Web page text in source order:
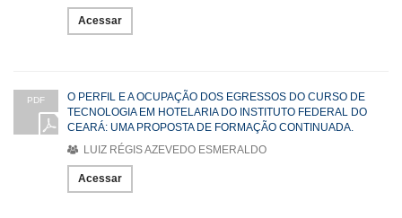
Acessar
PDF
O PERFIL E A OCUPAÇÃO DOS EGRESSOS DO CURSO DE
TECNOLOGIA EM HOTELARIA DO INSTITUTO FEDERAL DO
CEARÁ: UMA PROPOSTA DE FORMAÇÃO CONTINUADA.
LUIZ RÉGIS AZEVEDO ESMERALDO
Acessar